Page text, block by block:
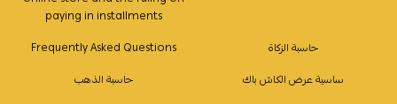
paying in installments
Frequently Asked Questions
حاسبة الزكاة
حاسبة الذهب
ساسية عرض الكاش باك